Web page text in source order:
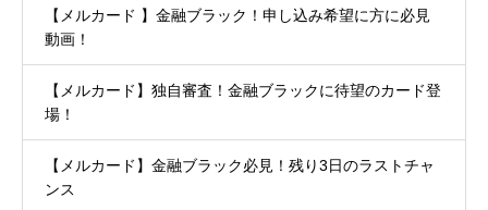
【メルカード 】金融ブラック！申し込み希望に方に必見
動画！
【メルカード】独自審査！金融ブラックに待望のカード登
場！
【メルカード】金融ブラック必見！残り3日のラストチャ
ンス